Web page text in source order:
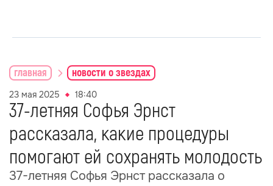
главная новости о звездах
23 мая 2025 18:40
37-летняя Софья Эрнст
рассказала, какие процедуры
помогают ей сохранять молодость
37-летняя Софья Эрнст рассказала о